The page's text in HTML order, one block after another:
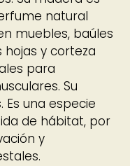
natural
muebles, baúles
hojas y corteza
para
Su
una especie
de hábitat, por
y